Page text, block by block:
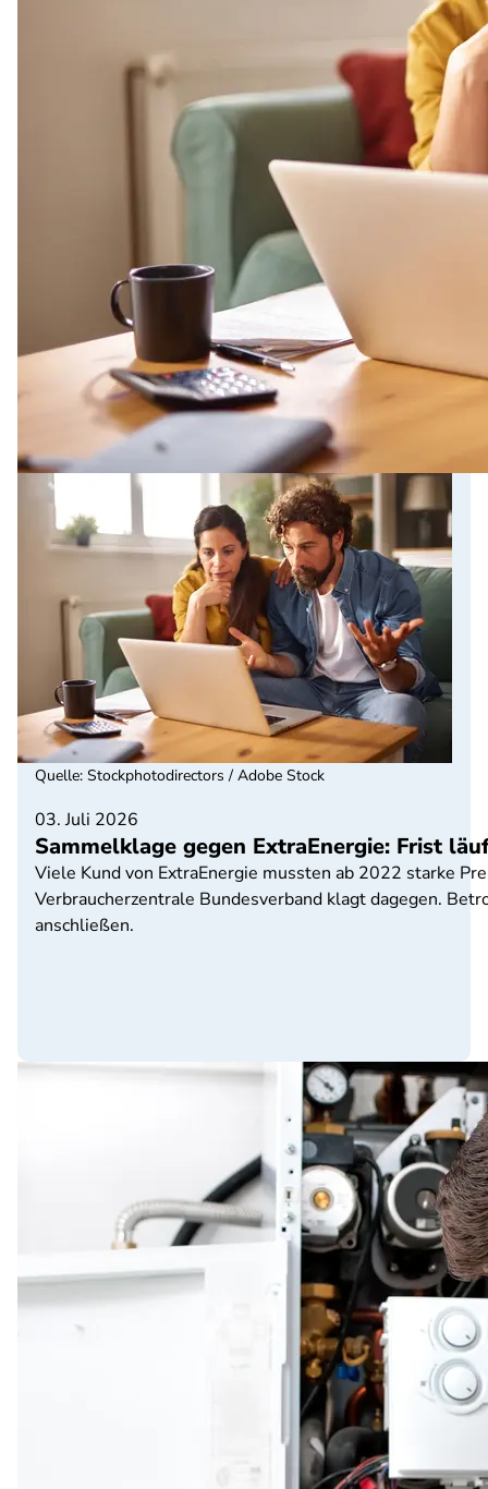
03. Juli 2026
Sammelklage gegen ExtraEnergie: Frist
Viele Kund von ExtraEnergie mussten ab 2022 starke
Verbraucherzentrale Bundesverband klagt dagegen.
anschließen.
Quelle: Stockphotodirectors / Adobe Stock